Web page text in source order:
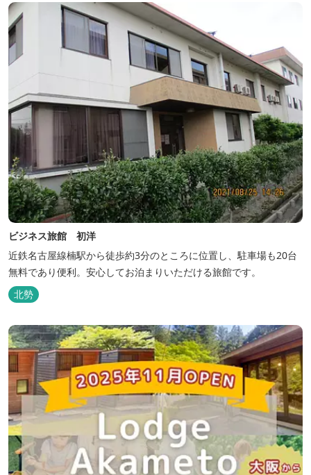
ビジネス旅館 初洋
近鉄名古屋線楠駅から徒歩約3分のところに位置し、駐車場も20台
無料であり便利。安心してお泊まりいただける旅館です。
北勢